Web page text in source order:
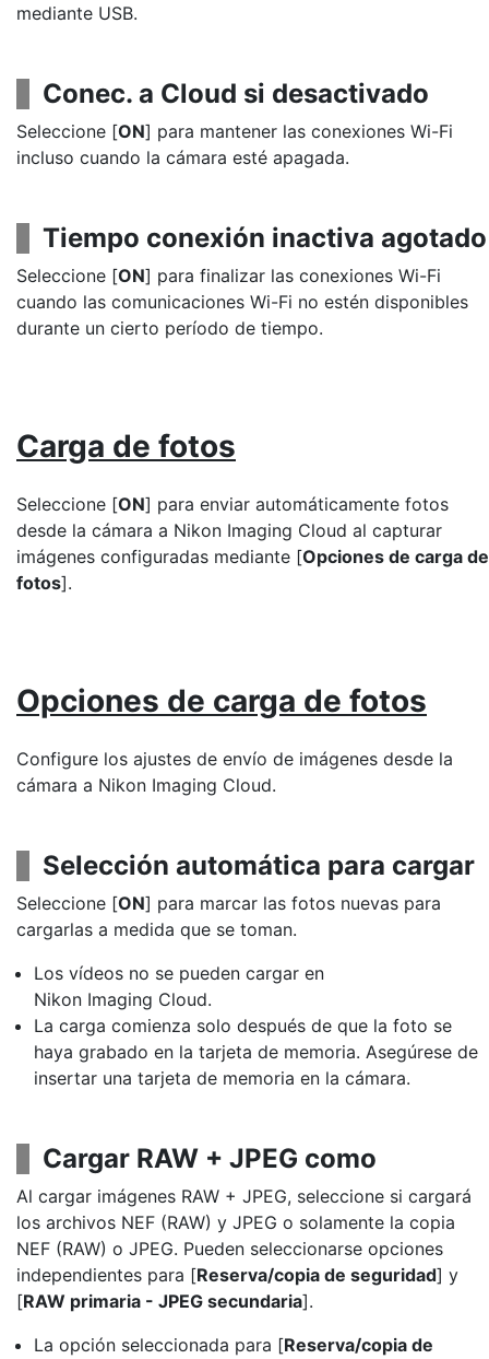
mediante USB.
Conec. a Cloud si desactivado
Seleccione [ON] para mantener las conexiones Wi-Fi
incluso cuando la cámara esté apagada.
Tiempo conexión inactiva agotado
Seleccione [ON] para finalizar las conexiones Wi-Fi
cuando las comunicaciones Wi-Fi no estén disponibles
durante un cierto período de tiempo.
Carga de fotos
Seleccione [ON] para enviar automáticamente fotos
desde la cámara a Nikon Imaging Cloud al capturar
imágenes configuradas mediante [Opciones de carga de
fotos].
Opciones de carga de fotos
Configure los ajustes de envío de imágenes desde la
cámara a Nikon Imaging Cloud.
Selección automática para cargar
Seleccione [ON] para marcar las fotos nuevas para
cargarlas a medida que se toman.
Los vídeos no se pueden cargar en
Nikon Imaging Cloud.
La carga comienza solo después de que la foto se
haya grabado en la tarjeta de memoria. Asegúrese de
insertar una tarjeta de memoria en la cámara.
Cargar RAW + JPEG como
Al cargar imágenes RAW + JPEG, seleccione si cargará
los archivos NEF (RAW) y JPEG o solamente la copia
NEF (RAW) o JPEG. Pueden seleccionarse opciones
independientes para [Reserva/copia de seguridad] y
[RAW primaria - JPEG secundaria].
La opción seleccionada para [Reserva/copia de